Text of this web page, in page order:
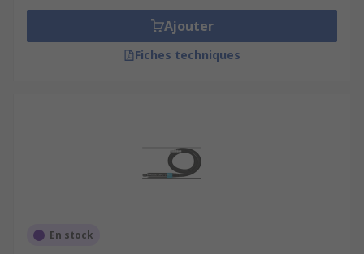
Ajouter
Fiches techniques
En stock